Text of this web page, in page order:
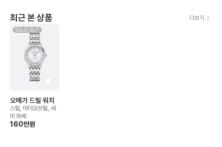
최근 본 상품 더보기
SOLD OUT
오메가 드빌 워치
스틸, 마더오브펄, 세
미 파베
160만원